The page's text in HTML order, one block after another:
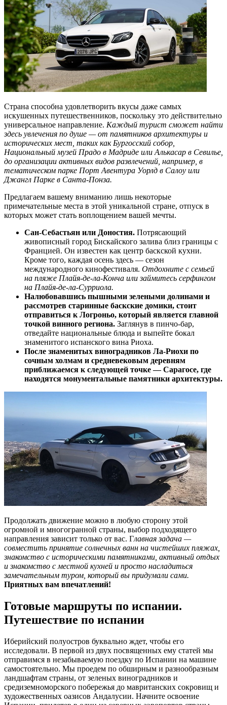
Страна способна удовлетворить вкусы даже самых
искушенных путешественников, поскольку это действительно
универсальное направление. Каждый турист сможет найти
здесь увлечения по душе — от памятников архитектуры и
исторических мест, таких как Бургосский собор,
Национальный музей Прадо в Мадриде или Алькасар в Севилье,
до организации активных видов развлечений, например, в
тематическом парке Порт Авентура Уорлд в Салоу или
Джангл Парке в Санта-Понза.
Предлагаем вашему вниманию лишь некоторые
примечательные места в этой уникальной стране, отпуск в
которых может стать воплощением вашей мечты.
Сан-Себастьян или Доностия. Потрясающий
живописный город Бискайского залива близ границы с
Францией. Он известен как центр баскской кухни.
Кроме того, каждая осень здесь — сезон
международного кинофестиваля. Отдохните с семьей
на пляже Плайя-де-ла-Конча или займитесь серфингом
на Плайя-де-ла-Сурриола.
Налюбовавшись пышными зелеными долинами и
рассмотрев старинные баскские домики, стоит
отправиться к Логроньо, который является главной
точкой винного региона. Заглянув в пинчо-бар,
отведайте национальные блюда и выпейте бокал
знаменитого испанского вина Риоха.
После знаменитых виноградников Ла-Риохи по
сочным холмам и средневековым деревням
приближаемся к следующей точке — Сарагосе, где
находятся монументальные памятники архитектуры.
Продолжать движение можно в любую сторону этой
огромной и многогранной страны, выбор подходящего
направления зависит только от вас. Главная задача —
совместить принятие солнечных ванн на чистейших пляжах,
знакомство с историческими памятниками, активный отдых
и знакомство с местной кухней и просто насладиться
замечательным туром, который вы придумали сами.
Приятных вам впечатлений!
Готовые маршруты по испании.
Путешествие по испании
Иберийский полуостров буквально ждет, чтобы его
исследовали. В первой из двух посвященных ему статей мы
отправимся в незабываемую поездку по Испании на машине
самостоятельно. Мы проедем по обширным и разнообразным
ландшафтам страны, от зеленых виноградников и
средиземноморского побережья до мавританских сокровищ и
художественных оазисов Андалусии. Начните освоение